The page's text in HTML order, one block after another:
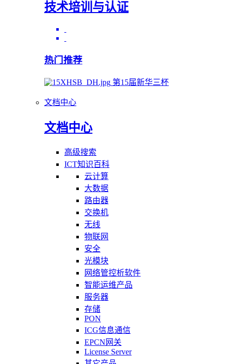
技术培训与认证
热门推荐
第15届新华三杯
文档中心
文档中心
高级搜索
ICT知识百科
云计算
大数据
路由器
交换机
无线
物联网
安全
光模块
网络管控析软件
智能运维产品
服务器
存储
PON
ICG信息通信
EPCN网关
License Server